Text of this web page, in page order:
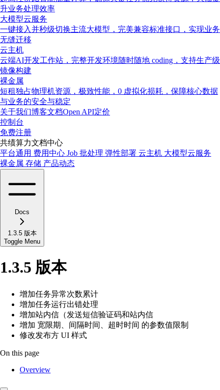
升业务处理效率
大模型云服务
一键接入并秒级切换主流大模型，完美兼容标准接口，实现业务
无缝迁移
云主机
云端AI开发工作站，完整开发环境随时随地 coding，支持生产级
镜像构建
裸金属
短租独占物理机资源，极致性能，0 虚拟化损耗，保障核心数据
与业务的安全与稳定
关于我们博客文档Open API定价
控制台
免费注册
共绩算力文档中心
平台通用 费用中心 Job 批处理 弹性部署 云主机 大模型云服务
裸金属 存储 产品动态
Docs
1.3.5 版本
Toggle Menu
1.3.5 版本
增加任务异常次数累计
增加任务运行出错处理
增加站内信（发送短信验证码和站内信
增加 宽限期、间隔时间、超时时间 的参数值限制
修改发布方 UI 样式
On this page
Overview